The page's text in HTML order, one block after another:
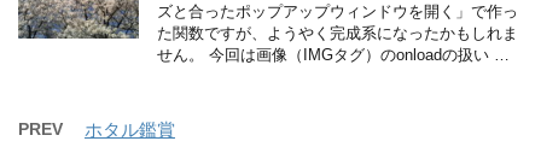
ズと合ったポップアップウィンドウを開く」で作っ
た関数ですが、ようやく完成系になったかもしれま
せん。 今回は画像（IMGタグ）のonloadの扱い …
PREV ホタル鑑賞